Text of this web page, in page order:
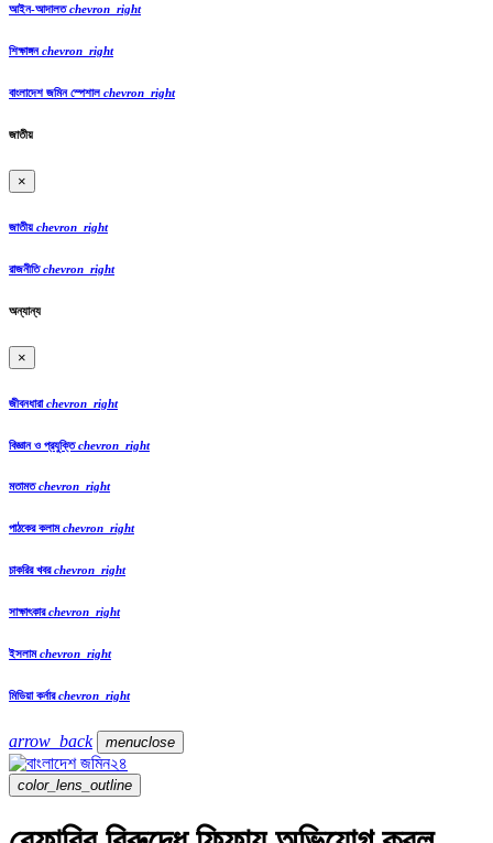
আইন-আদালতchevron_right
শিক্ষাঙ্গনchevron_right
বাংলাদেশ জমিন স্পেশাল chevron_right
জাতীয়
×
জাতীয়chevron_right
রাজনীতিchevron_right
অন্যান্য
×
জীবনধারাchevron_right
বিজ্ঞান ও প্রযুক্তিchevron_right
মতামতchevron_right
পাঠকের কলামchevron_right
চাকরির খবরchevron_right
সাক্ষাৎকারchevron_right
ইসলামchevron_right
মিডিয়া কর্নারchevron_right
arrow_back menuclose
color_lens_outline